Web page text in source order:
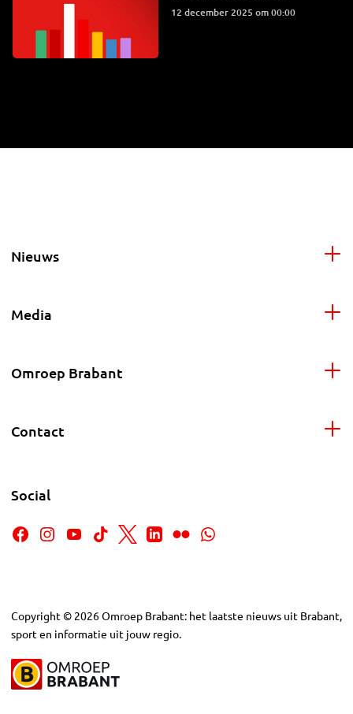
12 december 2025 om 00:00
Nieuws
Media
Omroep Brabant
Contact
Social
Copyright © 2026Omroep Brabant: het laatste nieuws uit Brabant,
sport en informatie uit jouw regio.